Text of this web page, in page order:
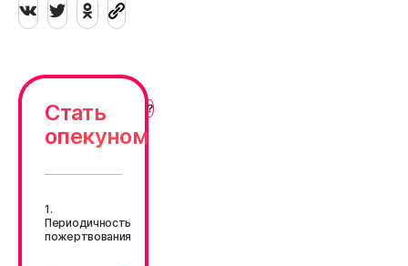
Стать
опекуном
1.
Периодичность
пожертвования